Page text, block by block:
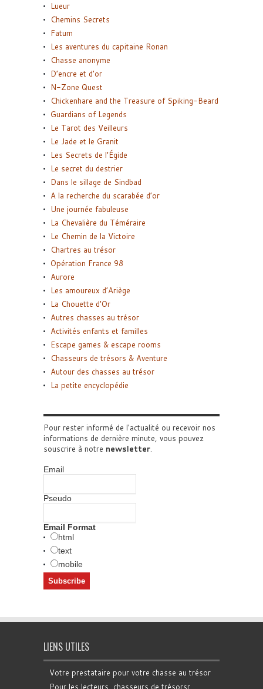
Lueur
Chemins Secrets
Fatum
Les aventures du capitaine Ronan
Chasse anonyme
D’encre et d’or
N-Zone Quest
Chickenhare and the Treasure of Spiking-Beard
Guardians of Legends
Le Tarot des Veilleurs
Le Jade et le Granit
Les Secrets de l’Égide
Le secret du destrier
Dans le sillage de Sindbad
A la recherche du scarabée d’or
Une journée fabuleuse
La Chevalière du Téméraire
Le Chemin de la Victoire
Chartres au trésor
Opération France 98
Aurore
Les amoureux d’Ariège
La Chouette d’Or
Autres chasses au trésor
Activités enfants et familles
Escape games & escape rooms
Chasseurs de trésors & Aventure
Autour des chasses au trésor
La petite encyclopédie
Pour rester informé de l'actualité ou recevoir nos
informations de dernière minute, vous pouvez
souscrire à notre newsletter.
Email
Pseudo
Email Format
html
text
mobile
LIENS UTILES
Votre prestataire pour votre chasse au trésor
Pour les lecteurs, chasseurs de trésorsr